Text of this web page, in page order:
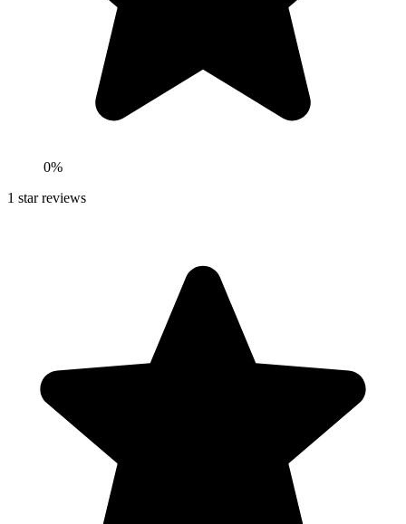
0%
1 star reviews